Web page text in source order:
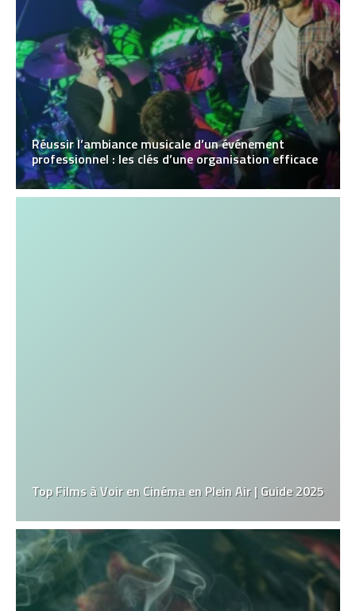
Réussir l’ambiance musicale d’un événement
professionnel : les clés d’une organisation efficace
Top Films à Voir en Cinéma en Plein Air | Guide 2025